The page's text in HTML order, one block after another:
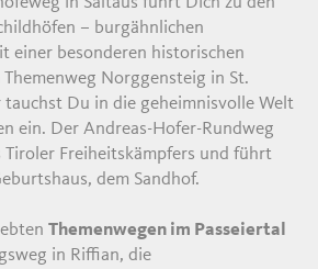
– burgähnlichen
einer besonderen historischen
Norggensteig in St.
tauchst Du in die geheimnisvolle Welt
ein. Der Andreas-Hofer-Rundweg
Tiroler Freiheitskämpfers und führt
dem Sandhof.
Themenwegen im Passeiertal
in Riffian, die